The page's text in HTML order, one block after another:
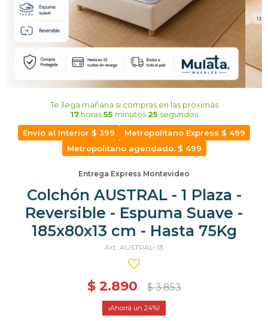
Te llega mañana si compras en las próximas
17horas55 minutos24 segundos
Envio al Interior $ 399
Metropolitano Express $ 499
Metropolitano agendado. $ 499
Entrega Express Montevideo
Colchón AUSTRAL - 1 Plaza -
Reversible - Espuma Suave -
185x80x13 cm - Hasta 75Kg
AUSTRAL-13
$ 2.890 $ 3.853
24